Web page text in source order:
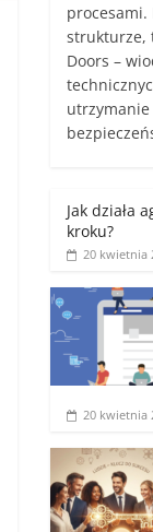
strukturze,
Doors –
Jak działa
kroku?
20 kwietnia
20 kwietnia